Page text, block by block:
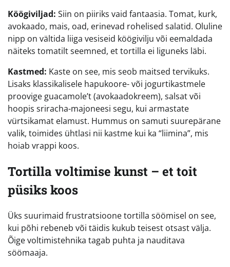
Köögiviljad: Siin on piiriks vaid fantaasia. Tomat, kurk,
avokaado, mais, oad, erinevad rohelised salatid. Oluline
nipp on vältida liiga vesiseid köögivilju või eemaldada
näiteks tomatilt seemned, et tortilla ei liguneks läbi.
Kastmed: Kaste on see, mis seob maitsed tervikuks.
Lisaks klassikalisele hapukoore- või jogurtikastmele
proovige guacamole’t (avokaadokreem), salsat või
hoopis sriracha-majoneesi segu, kui armastate
vürtsikamat elamust. Hummus on samuti suurepärane
valik, toimides ühtlasi nii kastme kui ka “liimina”, mis
hoiab vrappi koos.
Tortilla voltimise kunst – et toit
püsiks koos
Üks suurimaid frustratsioone tortilla söömisel on see,
kui põhi rebeneb või täidis kukub teisest otsast välja.
Õige voltimistehnika tagab puhta ja nauditava
söömaaja.